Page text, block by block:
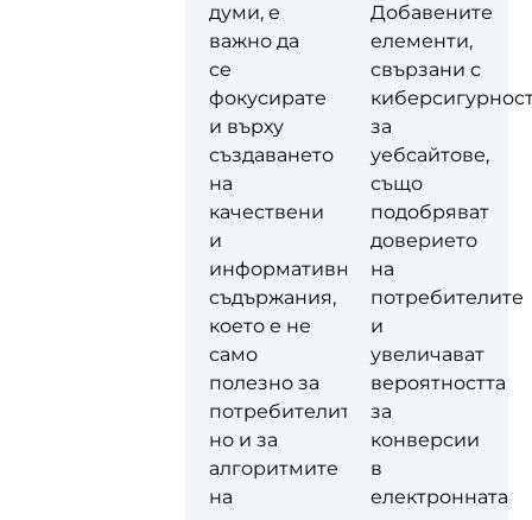
думи, е
важно да
се
фокусирате
и върху
създаването
на
качествени
и
информативни
съдържания,
което е не
само
полезно за
потребителите,
но и за
алгоритмите
на
Добавените
елементи,
свързани с
за
уебсайтове,
също
подобряват
доверието
на
потребителите
и
увеличават
вероятността
за
конверсии
в
електронната